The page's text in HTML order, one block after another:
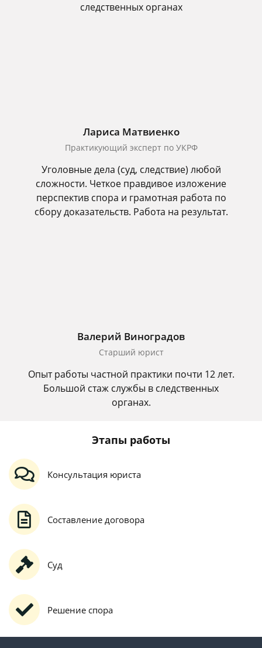
следственных органах
Лариса Матвиенко
Практикующий эксперт по УКРФ
Уголовные дела (суд, следствие) любой
сложности. Четкое правдивое изложение
перспектив спора и грамотная работа по
сбору доказательств. Работа на результат.
Валерий Виноградов
Старший юрист
Опыт работы частной практики почти 12 лет.
Большой стаж службы в следственных
органах.
Этапы работы
Консультация юриста
Составление договора
Суд
Решение спора